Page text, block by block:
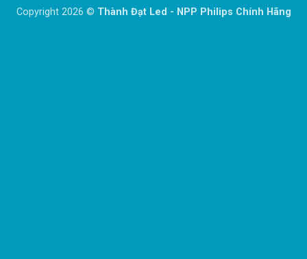
Delivery
Copyright 2026 © Thành Đạt Led - NPP Philips Chính Hãng